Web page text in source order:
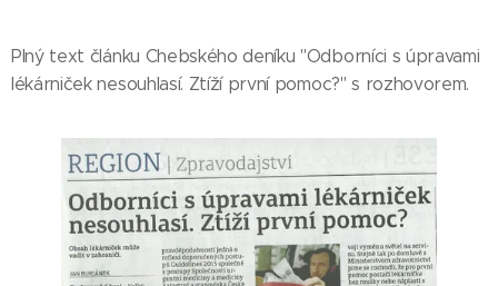
Plný text článku Chebského deníku "Odborníci s úpravami
lékárniček nesouhlasí. Ztíží první pomoc?" s rozhovorem.